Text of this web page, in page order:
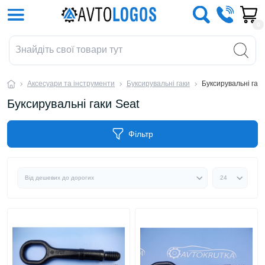
Аксесуари та інструменти Буксирувальні гаки Буксирувальні
Буксирувальні гаки Seat
Фільтр